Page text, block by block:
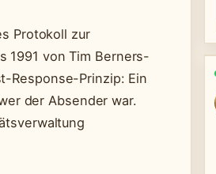
Protokoll zur
1991 von Tim Berners-
Response-Prinzip: Ein
der Absender war.